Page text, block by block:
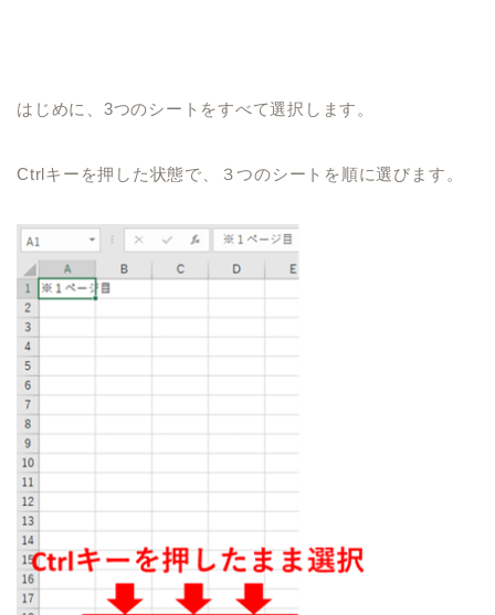
はじめに、 3つのシートをすべて選択します。
Ctrlキーを押した状態で、３つのシートを順に選びます。